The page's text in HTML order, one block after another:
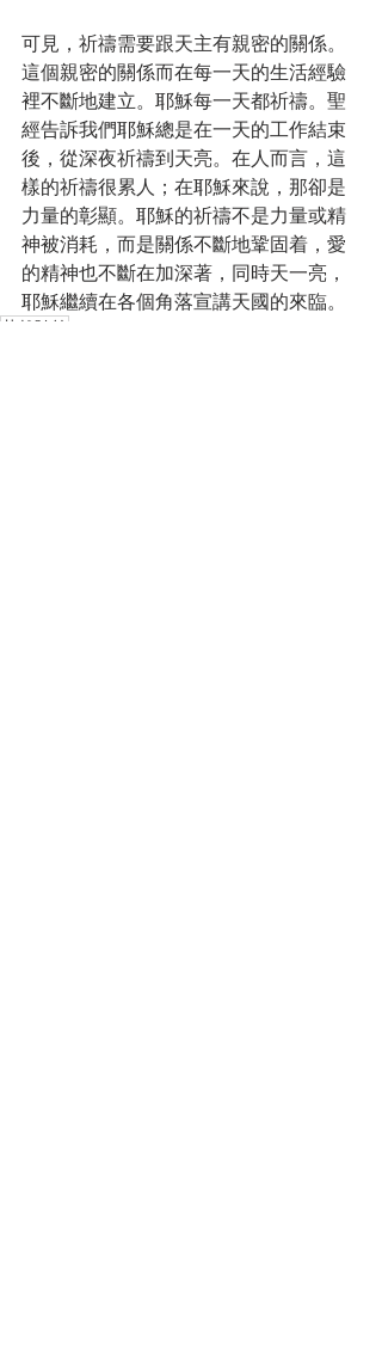
可見，祈禱需要跟天主有親密的關係。
這個親密的關係而在每一天的生活經驗
裡不斷地建立。耶穌每一天都祈禱。聖
經告訴我們耶穌總是在一天的工作結束
後，從深夜祈禱到天亮。在人而言，這
樣的祈禱很累人；在耶穌來說，那卻是
力量的彰顯。耶穌的祈禱不是力量或精
神被消耗，而是關係不斷地鞏固着，愛
的精神也不斷在加深著，同時天一亮，
耶穌繼續在各個角落宣講天國的來臨。
若然随笔